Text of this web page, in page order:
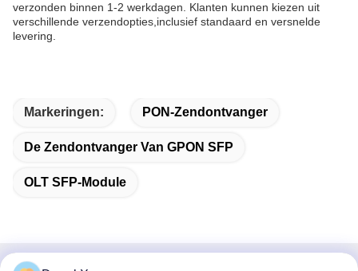
verzonden binnen 1-2 werkdagen. Klanten kunnen kiezen uit
verschillende verzendopties,inclusief standaard en versnelde
levering.
Markeringen: PON-Zendontvanger
De Zendontvanger Van GPON SFP
OLT SFP-Module